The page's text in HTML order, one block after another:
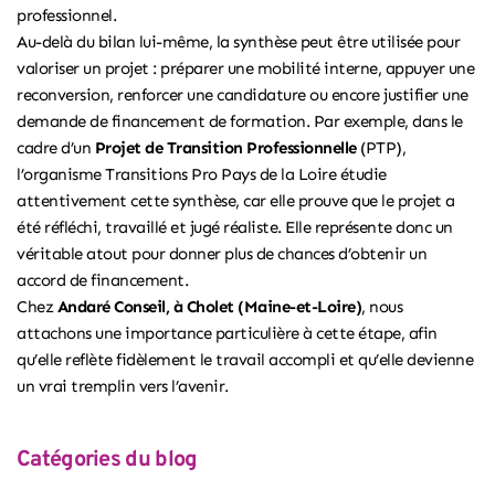
professionnel.
Au-delà du bilan lui-même, la synthèse peut être utilisée pour
valoriser un projet : préparer une mobilité interne, appuyer une
reconversion, renforcer une candidature ou encore justifier une
demande de financement de formation. Par exemple, dans le
cadre d’un Projet de Transition Professionnelle(PTP),
l’organismeTransitions Pro Pays de la Loireétudie
attentivement cette synthèse, car elle prouve que le projet a
été réfléchi, travaillé et jugé réaliste. Elle représente donc un
véritable atout pour donner plus de chances d’obtenir un
accord de financement.
ChezAndaré Conseil, à Cholet (Maine-et-Loire), nous
attachons une importance particulière à cette étape, afin
qu’elle reflète fidèlement le travail accompli et qu’elle devienne
un vrai tremplin vers l’avenir.
Catégories du blog